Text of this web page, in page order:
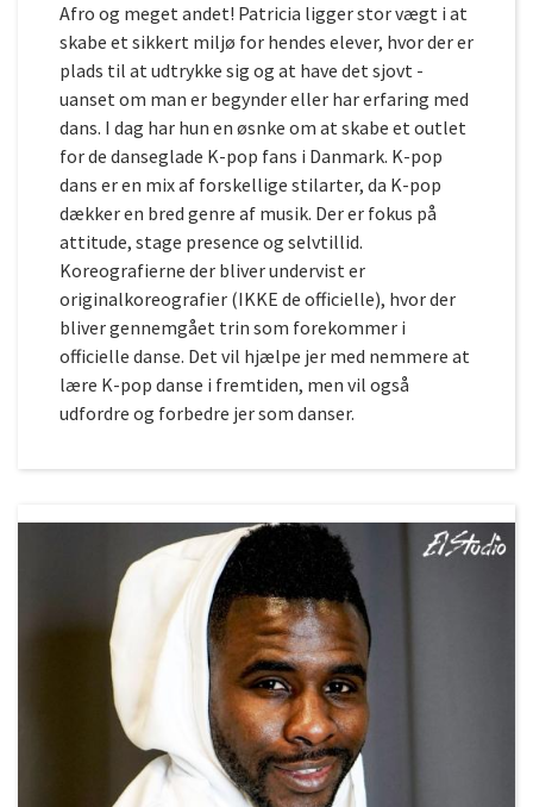
Afro og meget andet! Patricia ligger stor vægt i at
skabe et sikkert miljø for hendes elever, hvor der er
plads til at udtrykke sig og at have det sjovt -
uanset om man er begynder eller har erfaring med
dans. I dag har hun en øsnke om at skabe et outlet
for de danseglade K-pop fans i Danmark. K-pop
dans er en mix af forskellige stilarter, da K-pop
dækker en bred genre af musik. Der er fokus på
attitude, stage presence og selvtillid.
Koreografierne der bliver undervist er
originalkoreografier (IKKE de officielle), hvor der
bliver gennemgået trin som forekommer i
officielle danse. Det vil hjælpe jer med nemmere at
lære K-pop danse i fremtiden, men vil også
udfordre og forbedre jer som danser.